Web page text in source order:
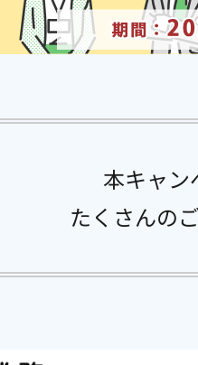
債務管理オプショ
ン
建設業会計
医療法人会計
販売管理
商魂・商管
税
免責事項
本キャン
たくさんの